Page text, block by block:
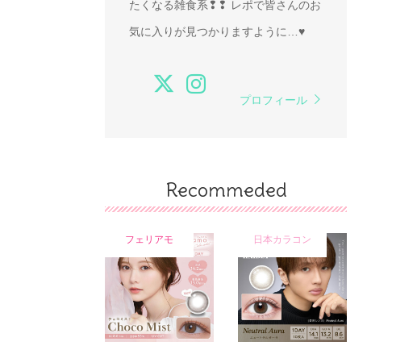
たくなる雑食系❢❢ レポで皆さんのお
気に入りが見つかりますように…♥
プロフィール
Recommeded
フェリアモ 日本カラコン